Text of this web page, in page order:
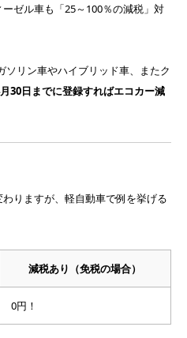
ゼル車も「25～100％の減税」対
ソリン車やハイブリッド車、またク
30日までに登録すればエコカー減
りますが、軽自動車で例を挙げる
減税あり（免税の場合）
0円！